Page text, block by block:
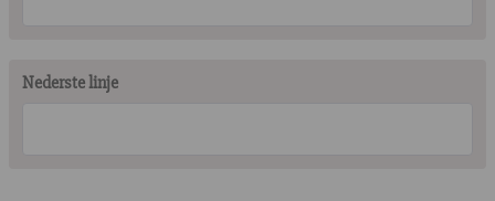
Nederste linje